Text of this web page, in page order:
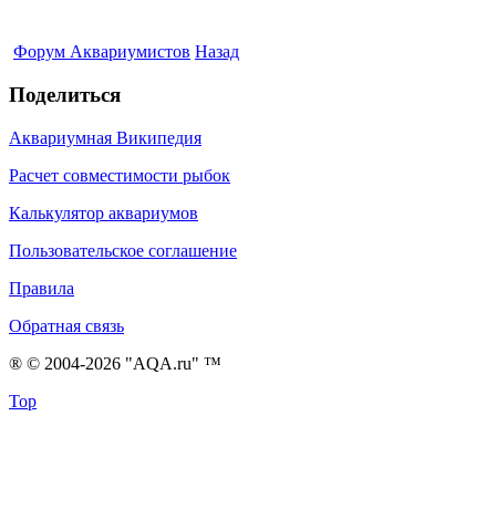
Форум Аквариумистов Назад
Поделиться
Аквариумная Википедия
Расчет совместимости рыбок
Калькулятор аквариумов
Пользовательское соглашение
Правила
Обратная связь
® © 2004-2026 "AQA.ru" ™
Top